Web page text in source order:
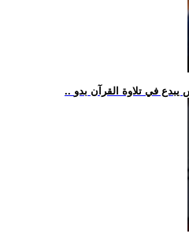
يبدع في تلاوة القرآن بدو